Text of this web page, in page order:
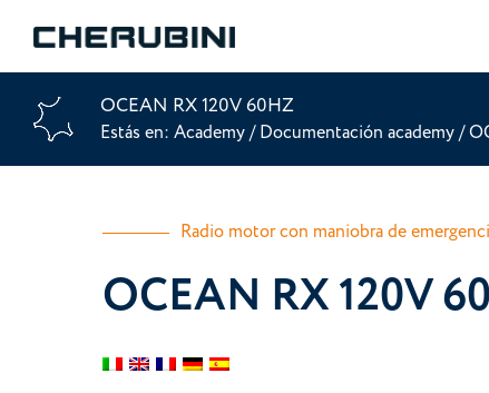
OCEAN RX 120V 60HZ
Estás en: Academy/ Documentación academy/
Radio motor con maniobra de
OCEAN RX 120V